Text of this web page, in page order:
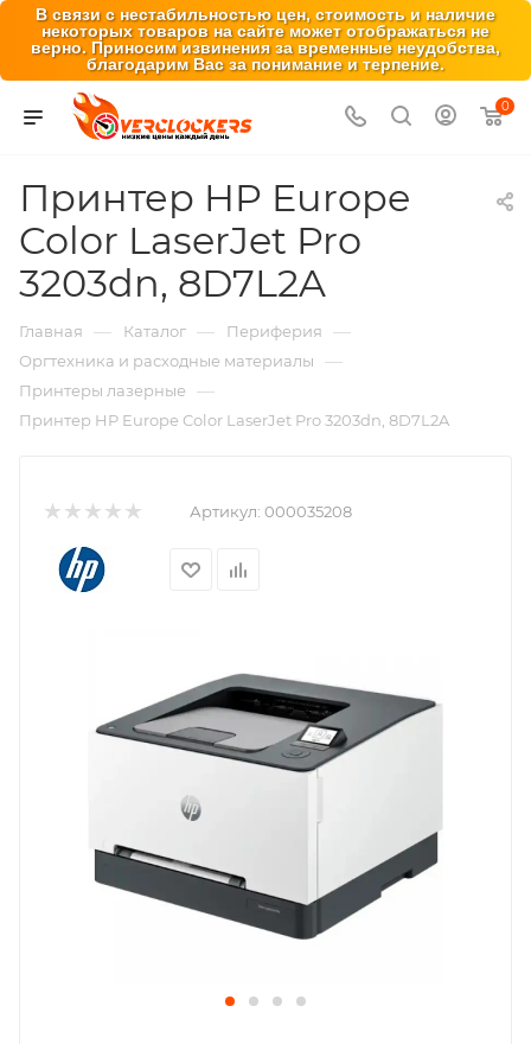
В связи с нестабильностью цен, стоимость и наличие
некоторых товаров на сайте может отображаться не
верно. Приносим извинения за временные неудобства,
благодарим Вас за понимание и терпение.
0
Принтер HP Europe
Color LaserJet Pro
3203dn, 8D7L2A
Главная — Каталог — Периферия —
Оргтехника и расходные материалы —
Принтеры лазерные —
Принтер HP Europe Color LaserJet Pro 3203dn, 8D7L2A
Артикул: 000035208